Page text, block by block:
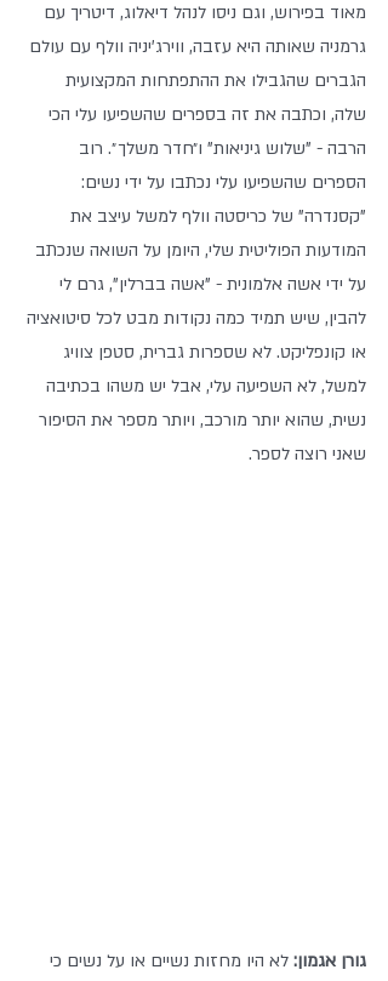
מאוד בפירוש, וגם ניסו לנהל דיאלוג, דיטריך עם
גרמניה שאותה היא עזבה, ווירג'יניה וולף עם עולם
הגברים שהגבילו את ההתפתחות המקצועית
שלה, וכתבה את זה בספרים שהשפיעו עלי הכי
הרבה - "שלוש גיניאות" ו״חדר משלך״. רוב
הספרים שהשפיעו עלי נכתבו על ידי נשים:
"קסנדרה" של כריסטה וולף למשל עיצב את
המודעות הפוליטית שלי, היומן על השואה שנכתב
על ידי אשה אלמונית - "אשה בברלין", גרם לי
להבין, שיש תמיד כמה נקודות מבט לכל סיטואציה
או קונפליקט. לא שספרות גברית, סטפן צוויג
למשל, לא השפיעה עלי, אבל יש משהו בכתיבה
נשית, שהוא יותר מורכב, ויותר מספר את הסיפור
שאני רוצה לספר.
גורן אגמון: לא היו מחזות נשיים או על נשים כי